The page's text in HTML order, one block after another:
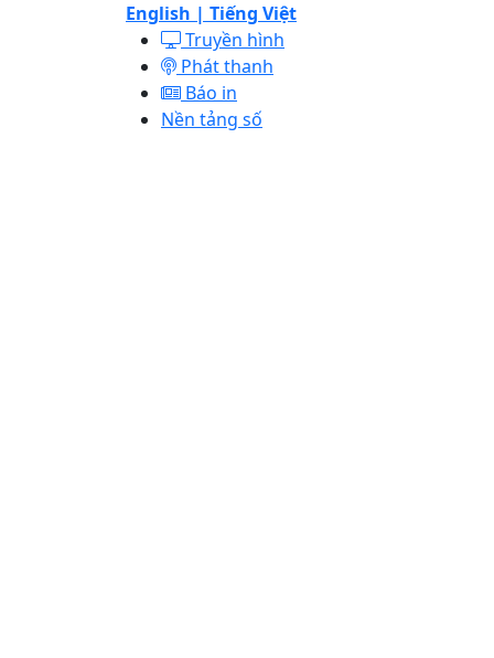
English | Tiếng Việt
Truyền hình
Phát thanh
Báo in
Nền tảng số